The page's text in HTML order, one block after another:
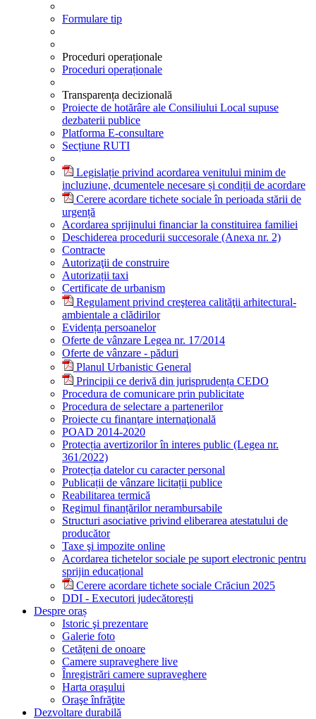
Formulare tip
Proceduri operaționale
Proceduri operaționale
Transparența decizională
Proiecte de hotărâre ale Consiliului Local supuse
dezbaterii publice
Platforma E-consultare
Secțiune RUTI
Legislație privind acordarea venitului minim de
incluziune, dcumentele necesare și condiții de acordare
Cerere acordare tichete sociale în perioada stării de
urgență
Acordarea sprijinului financiar la constituirea familiei
Deschiderea procedurii succesorale (Anexa nr. 2)
Contracte
Autorizaţii de construire
Autorizații taxi
Certificate de urbanism
Regulament privind creşterea calităţii arhitectural-
ambientale a clădirilor
Evidența persoanelor
Oferte de vânzare Legea nr. 17/2014
Oferte de vânzare - păduri
Planul Urbanistic General
Principii ce derivă din jurisprudența CEDO
Procedura de comunicare prin publicitate
Procedura de selectare a partenerilor
Proiecte cu finanţare internaţională
POAD 2014-2020
Protecția avertizorilor în interes public (Legea nr.
361/2022)
Protecția datelor cu caracter personal
Publicații de vânzare licitații publice
Reabilitarea termică
Regimul finanțărilor nerambursabile
Structuri asociative privind eliberarea atestatului de
producător
Taxe şi impozite online
Acordarea tichetelor sociale pe suport electronic pentru
sprijin educațional
Cerere acordare tichete sociale Crăciun 2025
DDI - Executori judecătorești
Despre oraș
Istoric şi prezentare
Galerie foto
Cetățeni de onoare
Camere supraveghere live
Înregistrări camere supraveghere
Harta oraşului
Oraşe înfrăţite
Dezvoltare durabilă